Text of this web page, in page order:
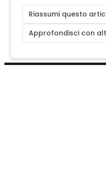
Riassumi questo
Approfondisci con